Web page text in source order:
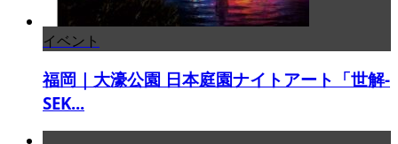
イベント
福岡｜大濠公園 日本庭園ナイトアート「世解-
SEK...